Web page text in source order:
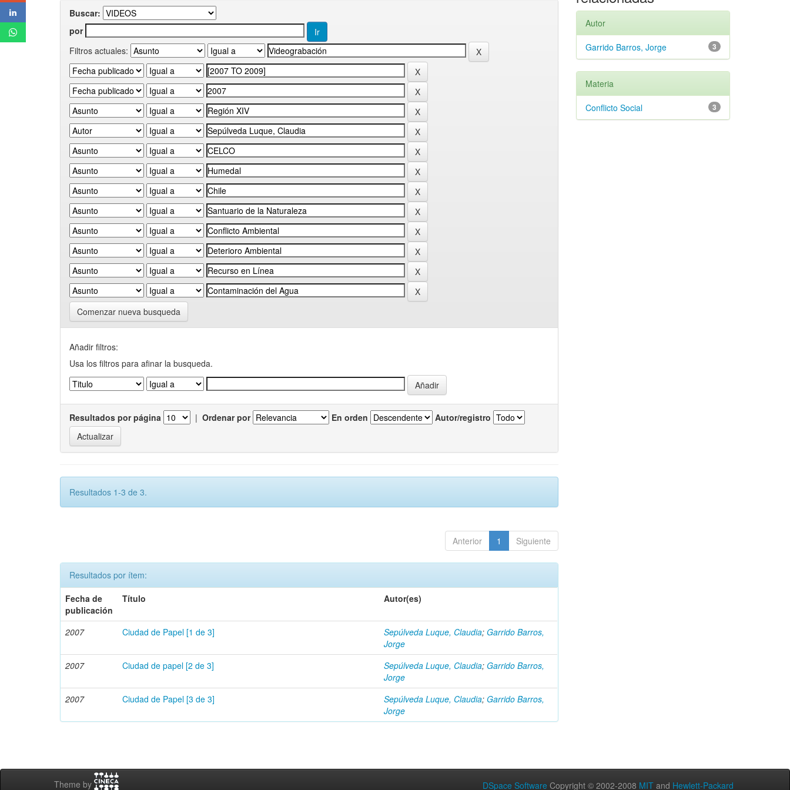
Buscar:
por
Filtros actuales:
Comenzar nueva busqueda
Añadir filtros:
Usa los filtros para afinar la busqueda.
Resultados por página | Ordenar por En orden Autor/registro
Resultados 1-3 de 3.
Anterior 1 Siguiente
Resultados por ítem:
Fecha de
publicación
Título Autor(es)
2007 Ciudad de Papel [1 de 3] Sepúlveda Luque, Claudia; Garrido Barros,
Jorge
2007
Ciudad de papel [2 de 3] Sepúlveda Luque, Claudia; Garrido Barros,
Jorge
2007
Ciudad de Papel [3 de 3] Sepúlveda Luque, Claudia; Garrido Barros,
Jorge
Autor
3
Garrido Barros, Jorge
Materia
3
Conflicto Social
Theme by DSpace Software Copyright © 2002-2008 MIT and Hewlett-Packard